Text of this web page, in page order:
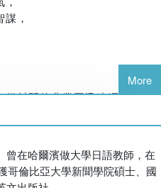
，
封閉的農業國迅速崛起為工
多年的經濟滯緩，使日本陷
信心下滑的困境。在全球政
今天，日本社會開始尋找新
More
曾在哈爾濱做大學日語教師，在
哥倫比亞大學新聞學院碩士、國